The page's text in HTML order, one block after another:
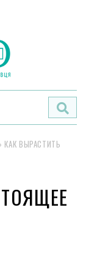
КАК ВЫРАСТИТЬ